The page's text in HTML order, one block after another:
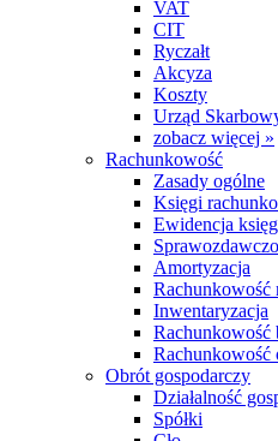
VAT
CIT
Ryczałt
Akcyza
Koszty
Urząd
zobacz więcej »
Rachunkowość
Zasady ogólne
Księgi
Ewidencja
Amortyzacja
Rachunkowość
Inwentaryzacja
Rachunkowość
Rachunkowość
Obrót gospodarczy
Działalność
Spółki